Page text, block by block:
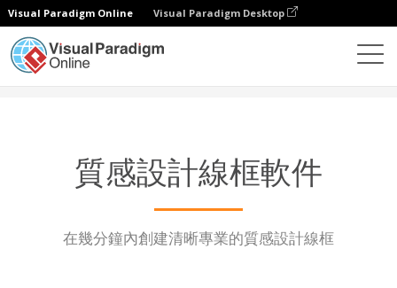
Visual Paradigm Online Visual Paradigm Desktop
質感設計線框軟件
在幾分鐘內創建清晰專業的質感設計線框